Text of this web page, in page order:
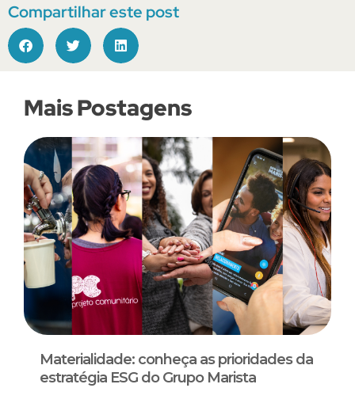
Compartilhar este post
Mais Postagens
Materialidade: conheça as prioridades da
estratégia ESG do Grupo Marista